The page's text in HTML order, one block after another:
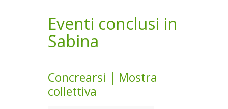
Eventi conclusi in
Sabina
Concrearsi | Mostra
collettiva